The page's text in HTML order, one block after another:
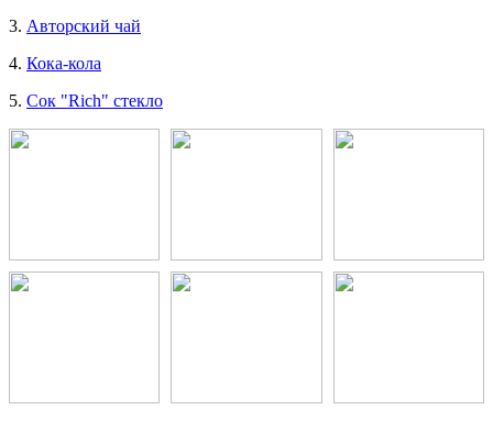
3. Авторский чай
4. Кока-кола
5. Сок "Rich" стекло